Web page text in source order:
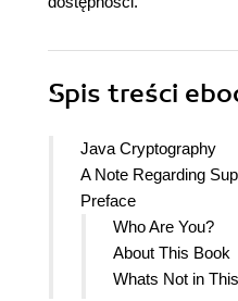
Spis treści
Java Cryptography
A Note Regarding
Preface
Who Are You?
About This Book
Whats Not in